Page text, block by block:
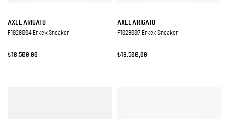
AXEL ARIGATO
F1028004 Erkek Sneaker
₺18.500,00
AXEL ARIGATO
F1028007 Erkek Sneaker
₺18.500,00